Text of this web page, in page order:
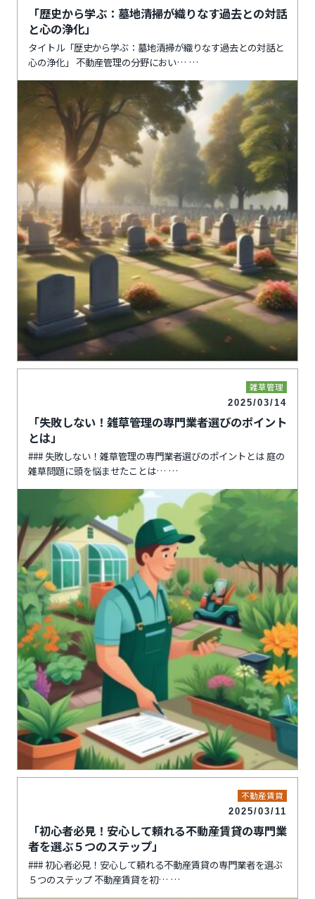
「歴史から学ぶ：墓地清掃が織りなす過去との対話
と心の浄化」
タイトル「歴史から学ぶ：墓地清掃が織りなす過去との対話と
心の浄化」 不動産管理の分野におい…
雑草管理
2025/03/14
「失敗しない！雑草管理の専門業者選びのポイント
とは」
### 失敗しない！雑草管理の専門業者選びのポイントとは 庭の
雑草問題に頭を悩ませたことは…
不動産賃貸
2025/03/11
「初心者必見！安心して頼れる不動産賃貸の専門業
者を選ぶ５つのステップ」
### 初心者必見！安心して頼れる不動産賃貸の専門業者を選ぶ
５つのステップ 不動産賃貸を初…